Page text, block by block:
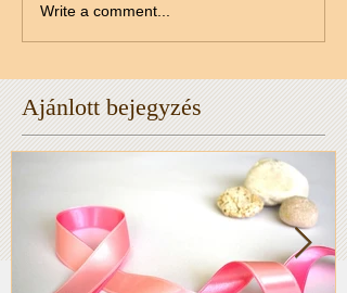
Write a comment...
Ajánlott bejegyzés